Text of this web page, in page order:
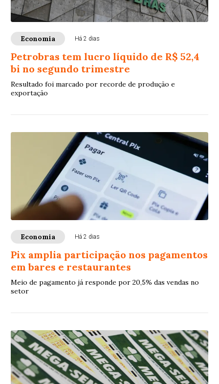
Economia Há 2 dias
Petrobras tem lucro líquido de R$ 52,4
bi no segundo trimestre
Resultado foi marcado por recorde de produção e
exportação
Economia Há 2 dias
Pix amplia participação nos pagamentos
em bares e restaurantes
Meio de pagamento já responde por 20,5% das vendas no
setor